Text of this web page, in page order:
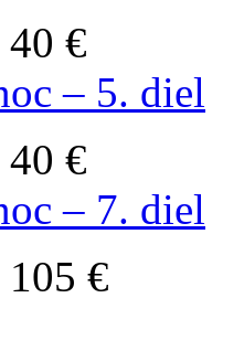
40 €
– 5. diel
40 €
– 7. diel
105 €